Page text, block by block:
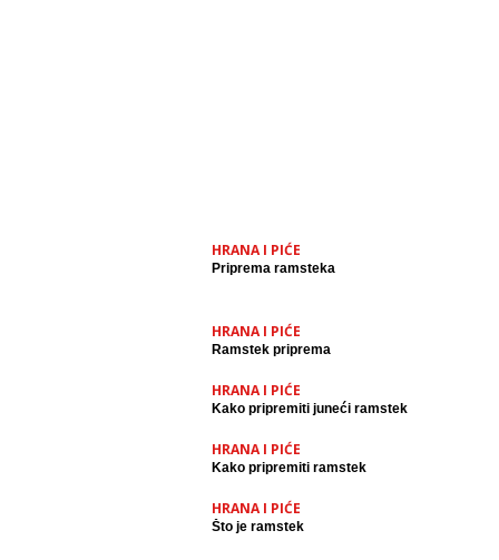
HRANA I PIĆE
Priprema ramsteka
HRANA I PIĆE
Ramstek priprema
HRANA I PIĆE
Kako pripremiti juneći ramstek
HRANA I PIĆE
Kako pripremiti ramstek
HRANA I PIĆE
Što je ramstek